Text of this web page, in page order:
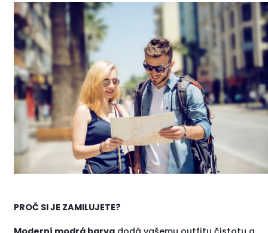
PROČ SI JE ZAMILUJETE?